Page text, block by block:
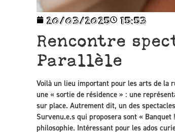
20/03/2025 15:53
Rencontre
Parallèle
Voilà un lieu important pour les arts de la
une « sortie de résidence » : une
sur place. Autrement dit, un des
Survenu.e.s qui proposera sont «
philosophie. Intéressant pour les ados